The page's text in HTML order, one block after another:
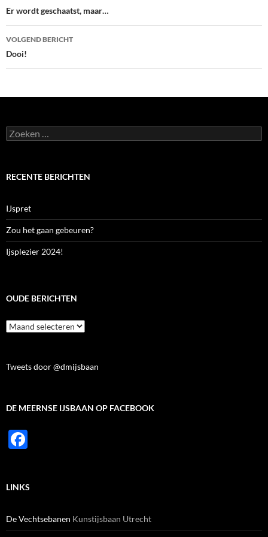
o
o
k
A
p
navigatie
Er wordt geschaatst, maar…
VOLGEND BERICHT
Dooi!
Zoeken
naar:
RECENTE BERICHTEN
IJspret
Zou het gaan gebeuren?
Ijsplezier 2024!
OUDE BERICHTEN
Oude
berichten
Tweets door @dmijsbaan
DE MEERNSE IJSBAAN OP FACEBOOK
b
o
LINKS
De Vechtsebanen Kunstijsbaan Utrecht